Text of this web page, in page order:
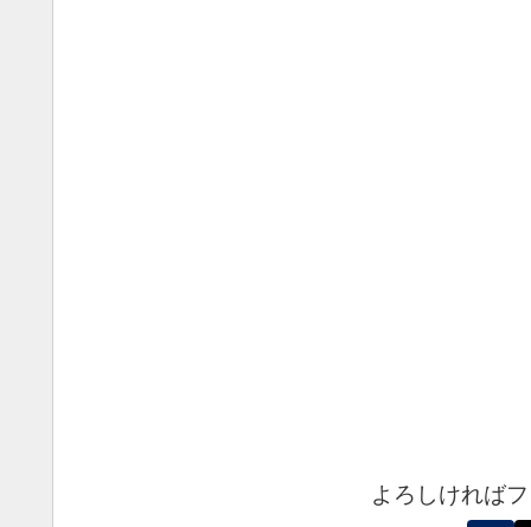
よろしければ